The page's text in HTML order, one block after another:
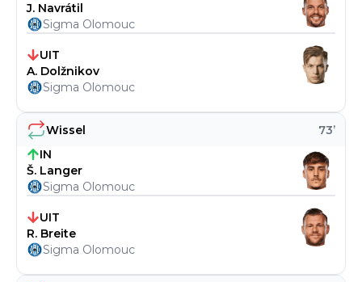
Wissel 73’
IN
Š. Langer
Sigma Olomouc
UIT
R. Breite
Sigma Olomouc
J. Navrátil
Sigma Olomouc
UIT
A. Dolžnikov
Sigma Olomouc